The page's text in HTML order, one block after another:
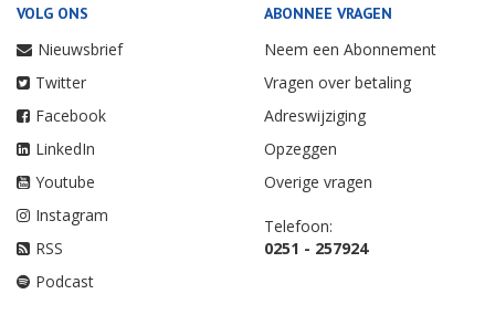
VOLG ONS
Nieuwsbrief
Twitter
Facebook
LinkedIn
Youtube
Instagram
RSS
Podcast
ABONNEE VRAGEN
Neem een Abonnement
Vragen over betaling
Adreswijziging
Opzeggen
Overige vragen
Telefoon:
0251 - 257924